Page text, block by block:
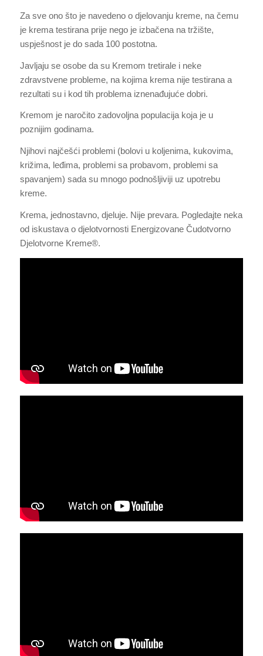
Za sve ono što je navedeno o djelovanju kreme, na čemu
je krema testirana prije nego je izbačena na tržište,
uspješnost je do sada 100 postotna.
Javljaju se osobe da su Kremom tretirale i neke
zdravstvene probleme, na kojima krema nije testirana a
rezultati su i kod tih problema iznenađujuće dobri.
Kremom je naročito zadovoljna populacija koja je u
poznijim godinama.
Njihovi najčešći problemi (bolovi u koljenima, kukovima,
križima, leđima, problemi sa probavom, problemi sa
spavanjem) sada su mnogo podnošljiviji uz upotrebu
kreme.
Krema, jednostavno, djeluje. Nije prevara. Pogledajte neka
od iskustava o djelotvornosti Energizovane Čudotvorno
Djelotvorne Kreme®.